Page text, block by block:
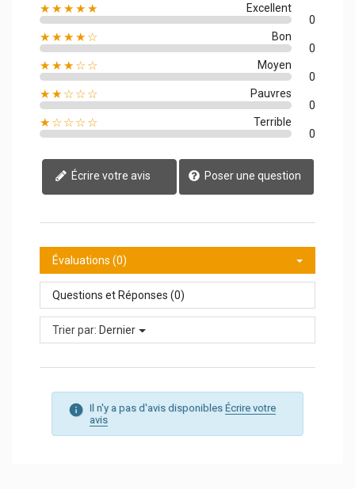
★★★★★
Excellent
0
★★★★☆
Bon
0
★★★☆☆
Moyen
0
★★☆☆☆
Pauvres
0
★☆☆☆☆
Terrible
0
Écrire votre avis Poser une question
Évaluations (0)
Questions et Réponses (0)
Trier par: Dernier
Il n'y a pas d'avis disponibles Écrire votre
avis